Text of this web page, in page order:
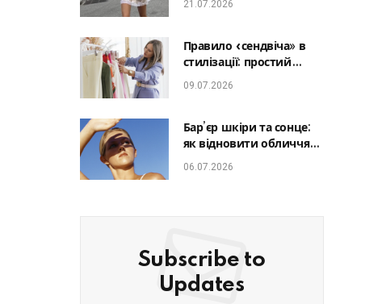
21.07.2026
Правило «сендвіча» в
стилізації: простий
лайфхак, який зробить
09.07.2026
Бар’єр шкіри та сонце:
як відновити обличчя
після відпустки та
06.07.2026
Subscribe to
Updates